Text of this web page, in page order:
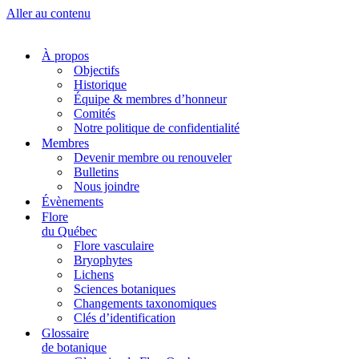
Aller au contenu
À propos
Objectifs
Historique
Équipe & membres d’honneur
Comités
Notre politique de confidentialité
Membres
Devenir membre ou renouveler
Bulletins
Nous joindre
Évènements
Flore
du Québec
Flore vasculaire
Bryophytes
Lichens
Sciences botaniques
Changements taxonomiques
Clés d’identification
Glossaire
de botanique